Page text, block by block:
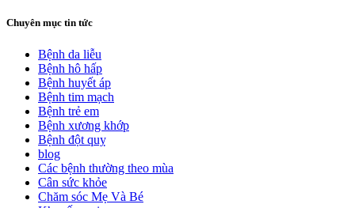
Chuyên mục tin tức
Bệnh da liễu
Bệnh hô hấp
Bệnh huyết áp
Bệnh tim mạch
Bệnh trẻ em
Bệnh xương khớp
Bệnh đột quỵ
blog
Các bệnh thường theo mùa
Cân sức khỏe
Chăm sóc Mẹ Và Bé